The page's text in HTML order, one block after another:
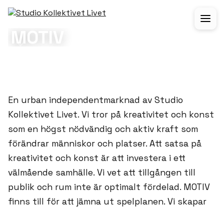
POP UP/TILLFÄLLIG AKTIVERING
MOTIV
En urban independentmarknad av Studio
Kollektivet Livet. Vi tror på kreativitet och konst
som en högst nödvändig och aktiv kraft som
förändrar människor och platser. Att satsa på
kreativitet och konst är att investera i ett
välmående samhälle. Vi vet att tillgången till
publik och rum inte är optimalt fördelad. MOTIV
finns till för att jämna ut spelplanen. Vi skapar